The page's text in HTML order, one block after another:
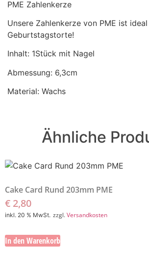
PME Zahlenkerze
Unsere Zahlenkerze von PME ist
Geburtstagstorte!
Inhalt: 1Stück mit Nagel
Abmessung: 6,3cm
Material: Wachs
Ähnliche
Cake Card Rund 203mm PME
€ 2,80
inkl. 20 % MwSt. zzgl.Versandkosten
In den Warenkorb